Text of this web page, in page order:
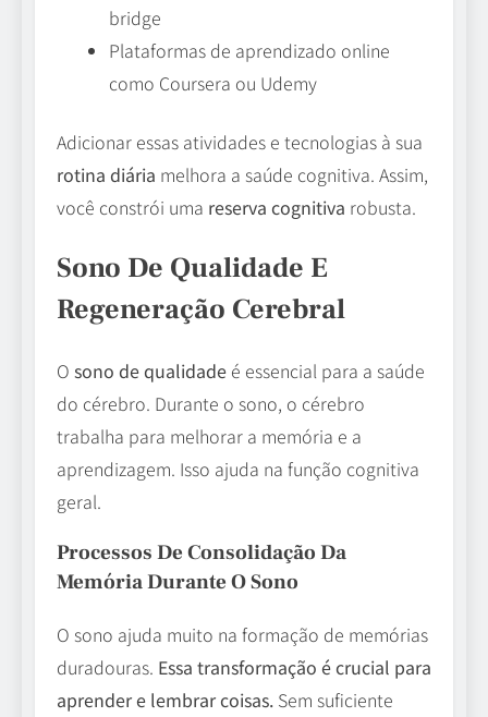
bridge
Plataformas de aprendizado online
como Coursera ou Udemy
Adicionar essas atividades e tecnologias à sua
rotina diária melhora a saúde cognitiva. Assim,
você constrói uma reserva cognitiva robusta.
Sono De Qualidade E
Regeneração Cerebral
O sono de qualidade é essencial para a saúde
do cérebro. Durante o sono, o cérebro
trabalha para melhorar a memória e a
aprendizagem. Isso ajuda na função cognitiva
geral.
Processos De Consolidação Da
Memória Durante O Sono
O sono ajuda muito na formação de memórias
duradouras. Essa transformação é crucial para
aprender e lembrar coisas. Sem suficiente